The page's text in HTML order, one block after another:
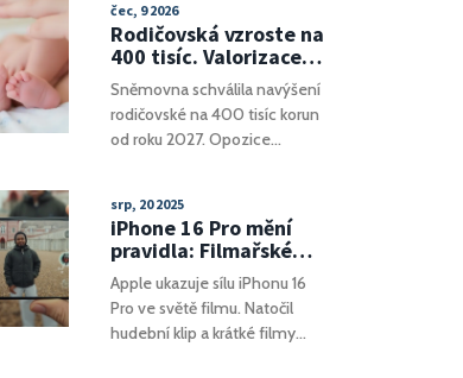
€ za lístek, což omezuje
spekulace a podporuje
přístupnost pro skutečné
fanoušky.
čec, 9 2026
Rodičovská vzroste na
400 tisíc. Valorizace
ale neprošla
Sněmovna schválila navýšení
rodičovské na 400 tisíc korun
od roku 2027. Opozice
inflací.
srp, 20 2025
iPhone 16 Pro mění
pravidla: Filmařské
možnosti, které
nahrazují profi
kamery
Apple ukazuje sílu iPhonu 16
Pro ve světě filmu. Natočil
hudební klip a krátké filmy